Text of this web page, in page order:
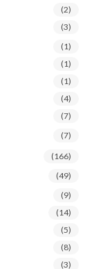
(2)
(3)
(1)
(1)
(1)
(4)
(7)
(7)
(166)
(49)
(9)
(14)
(5)
(8)
(3)